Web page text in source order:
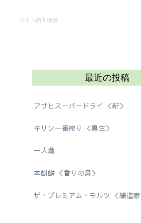
最近の投稿
アサヒスーパードライ ＜新＞
キリン一番搾り ＜黒生＞
一人蔵
本麒麟 ＜香りの舞＞
ザ・プレミアム・モルツ ＜醸造家